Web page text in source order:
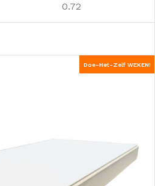
0.72
Doe-Het-Zelf WEKEN!